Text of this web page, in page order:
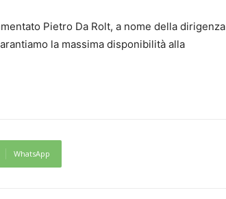
Pietro Da Rolt, a nome della dirigenza
la massima disponibilità alla
WhatsApp